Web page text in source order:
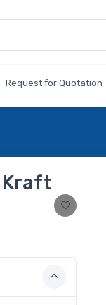
Request for Quotation
Kraft